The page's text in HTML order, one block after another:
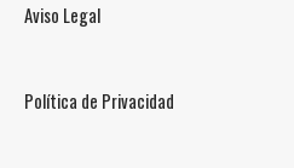
Aviso Legal
Política de Privacidad